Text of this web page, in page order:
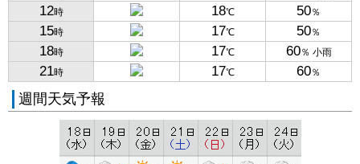
12時 18℃ 50％
15時 17℃ 50％
18時 17℃ 60％ 小雨
21時 17℃ 60％
週間天気予報